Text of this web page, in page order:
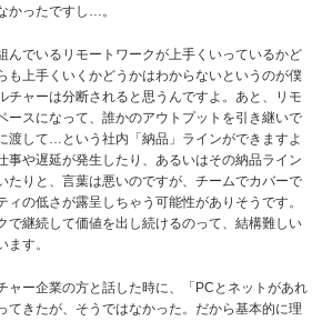
かったですし…。
んでいるリモートワークが上手くいっているかど
も上手くいくかどうかはわからないというのが僕
チャーは分断されると思うんですよ。あと、リモ
ースになって、誰かのアウトプットを引き継いで
渡して…という社内「納品」ラインができますよ
事や遅延が発生したり、あるいはその納品ライン
たりと、言葉は悪いのですが、チームでカバーで
ィの低さが露呈しちゃう可能性がありそうです。
で継続して価値を出し続けるのって、結構難しい
す。
ャー企業の方と話した時に、「PCとネットがあれ
てきたが、そうではなかった。だから基本的に理